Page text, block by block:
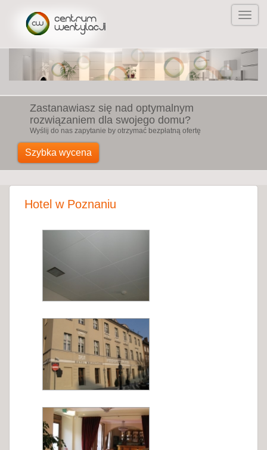
Zastanawiasz się nad optymalnym
rozwiązaniem dla swojego domu?
Wyślij do nas zapytanie by otrzymać bezpłatną ofertę
Szybka wycena
Hotel w Poznaniu